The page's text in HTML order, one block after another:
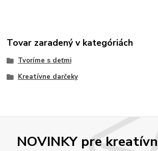
Tovar zaradený v kategóriách
Tvoríme s deťmi
Kreatívne darčeky
NOVINKY pre